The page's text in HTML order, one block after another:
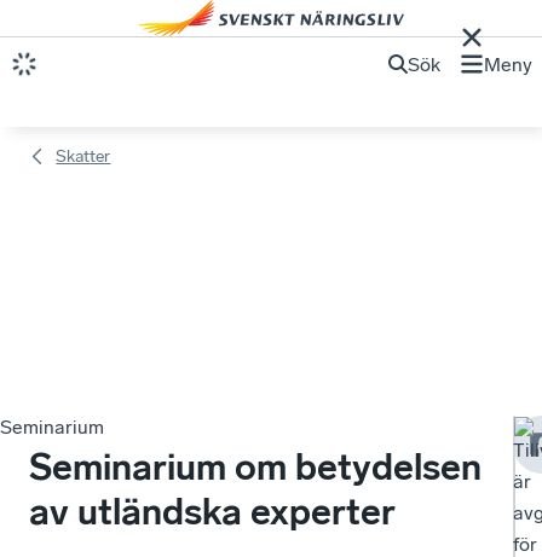
Sök Meny
Skatter
Seminarium
Seminarium om betydelsen
av utländska experter
är
för